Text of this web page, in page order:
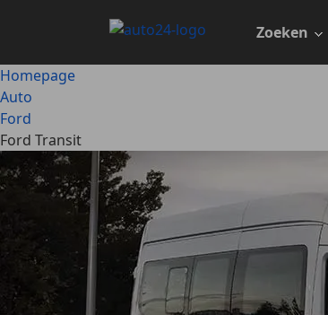
Zoeken
Homepage
Auto
Ford
Ford Transit